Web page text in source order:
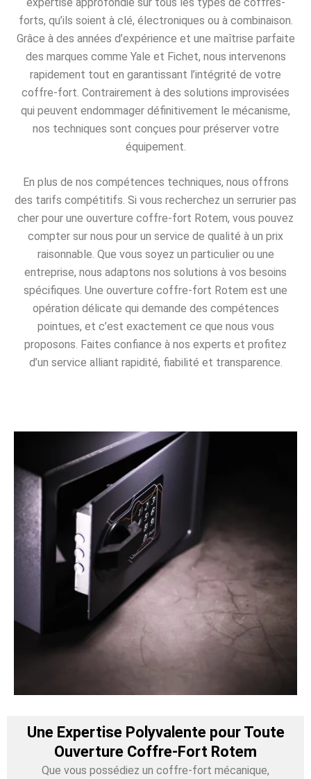
forts, qu’ils soient à clé, électroniques ou à combinaison.
Grâce à des années d’expérience et une maîtrise parfaite
des marques comme Yale et Fichet, nous intervenons
rapidement tout en garantissant l’intégrité de votre
coffre-fort. Contrairement à des solutions improvisées
qui peuvent endommager définitivement le mécanisme,
nos techniques sont conçues pour préserver votre
équipement.
En plus de nos compétences techniques, nous offrons
des tarifs compétitifs. Si vous recherchez un serrurier pas
cher pour une ouverture coffre-fort Rotem, vous pouvez
compter sur nous pour un service de qualité à un prix
raisonnable. Que vous soyez un particulier ou une
entreprise, nous adaptons nos solutions à vos besoins
spécifiques. Une ouverture coffre-fort Rotem est une
opération délicate qui demande des compétences
pointues, et c’est exactement ce que nous vous
proposons. Faites confiance à nos experts et profitez
d’un service alliant rapidité, fiabilité et transparence.
Une Expertise Polyvalente pour Toute
Ouverture Coffre-Fort Rotem
Que vous possédiez un coffre-fort mécanique,